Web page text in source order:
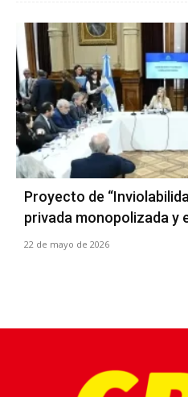
Proyecto de
privada monopolizada y
22 de mayo de 2026